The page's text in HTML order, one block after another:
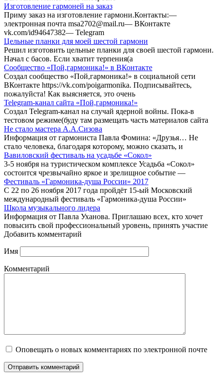
Изготовление гармоней на заказ
Приму заказ на изготовление гармони.Контакты:—
электронная почта msa2702@mail.ru— ВКонтакте
vk.com/id94647382— Telegram
Цельные планки для моей шестой гармони
Решил изготовить цельные планки для своей шестой гармони.
Начал с басов. Если хватит терпения(а
Сообщество «Пой,гармоника!» в ВКонтакте
Создал сообщество «Пой,гармоника!» в социальной сети
ВКонтакте https://vk.com/poigarmonika. Подписывайтесь,
пожалуйста! Как выясняется, это очень
Telegram-канал сайта «Пой,гармоника!»
Создал Telegram-канал на случай ядерной войны. Пока-в
тестовом режиме(буду там размещать часть материалов сайта
Не стало мастера А.А.Сизова
Информация от гармониста Павла Фомина: «Друзья… Не
стало человека, благодаря которому, можно сказать, и
Вавиловский фестиваль на усадьбе «Сокол»
3-5 ноября на туристическом комплексе Усадьба «Сокол»
состоится чрезвычайно яркое и зрелищное событие —
Фестиваль «Гармоника-душа России» 2017
С 22 по 26 ноября 2017 года пройдёт 15-ый Московский
международный фестиваль «Гармоника-душа России»
Школа музыкального лидера
Информация от Павла Уханова. Приглашаю всех, кто хочет
повысить свой профессиональный уровень, принять участие
Добавить комментарий
Имя
Комментарий
Оповещать о новых комментариях по электронной почте